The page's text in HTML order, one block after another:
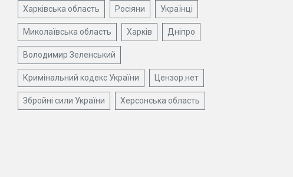
Харківська область Росіяни Українці
Миколаївська область Харків Дніпро
Володимир Зеленський
Кримінальний кодекс України Цензор.нет
Збройні сили України Херсонська область